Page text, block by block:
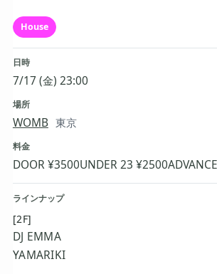
House
日時
7/17 (金) 23:00
場所
WOMB 東京
料金
DOOR ¥3500UNDER 23 ¥2500
ラインナップ
[2F]
DJ EMMA
YAMARIKI